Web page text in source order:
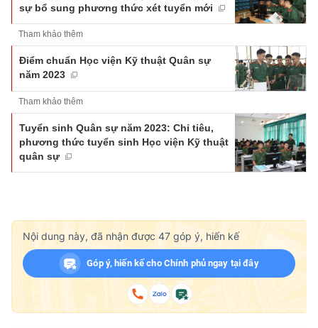
sự bổ sung phương thức xét tuyển mới
Tham khảo thêm
Điểm chuẩn Học viện Kỹ thuật Quân sự
năm 2023
Tham khảo thêm
Tuyển sinh Quân sự năm 2023: Chỉ tiêu,
phương thức tuyển sinh Học viện Kỹ thuật
quân sự
Nội dung này, đã nhận được 47 góp ý, hiến kế
Góp ý, hiến kế cho Chính phủ ngay tại đây